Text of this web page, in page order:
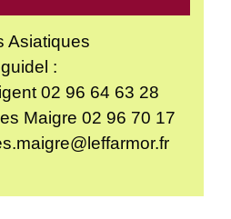
Asiatiques
:
02 96 64 63 28
Maigre 02 96 70 17